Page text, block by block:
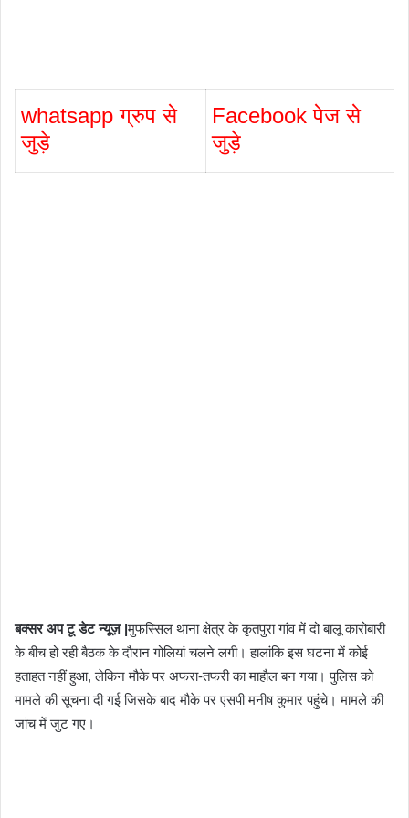
whatsapp ग्रुप से
जुड़े
Facebook पेज से
जुड़े
बक्सर अप टू डेट न्यूज़ |मुफस्सिल थाना क्षेत्र के कृतपुरा गांव में दो बालू कारोबारी
के बीच हो रही बैठक के दौरान गोलियां चलने लगी। हालांकि इस घटना में कोई
हताहत नहीं हुआ, लेकिन मौके पर अफरा-तफरी का माहौल बन गया। पुलिस को
मामले की सूचना दी गई जिसके बाद मौके पर एसपी मनीष कुमार पहुंचे। मामले की
जांच में जुट गए।